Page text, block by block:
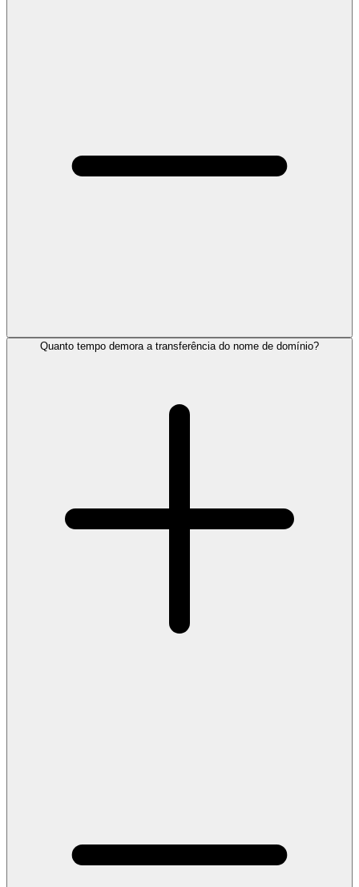
Quanto tempo demora a transferência do nome de domínio?